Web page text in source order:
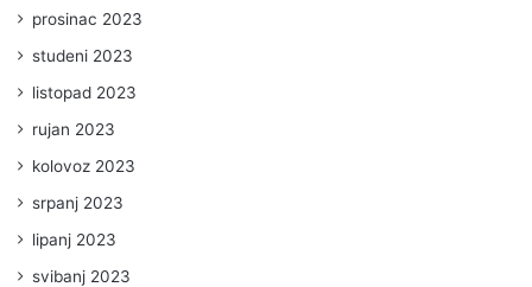
prosinac 2023
studeni 2023
listopad 2023
rujan 2023
kolovoz 2023
srpanj 2023
lipanj 2023
svibanj 2023